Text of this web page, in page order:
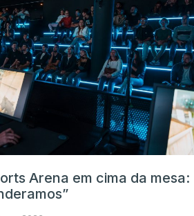
Arena em cima da mesa: